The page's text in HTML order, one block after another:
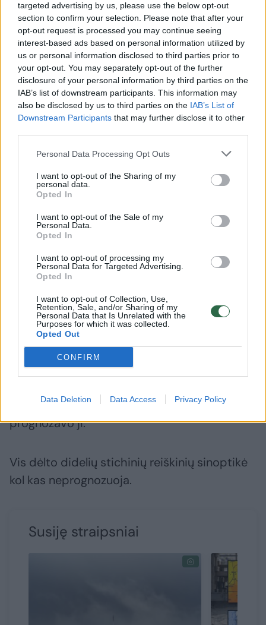
targeted advertising by us, please use the below opt-out
section to confirm your selection. Please note that after your
opt-out request is processed you may continue seeing
interest-based ads based on personal information utilized by
us or personal information disclosed to third parties prior to
your opt-out. You may separately opt-out of the further
disclosure of your personal information by third parties on the
IAB’s list of downstream participants. This information may
also be disclosed by us to third parties on the IAB’s List of
Downstream Participants that may further disclose it to other
Personal Data Processing Opt Outs
I want to opt-out of the Sharing of my
personal data.
Opted In
I want to opt-out of the Sale of my
Personal Data.
Opted In
I want to opt-out of processing my
Personal Data for Targeted Advertising.
Opted In
I want to opt-out of Collection, Use,
Retention, Sale, and/or Sharing of my
Personal Data that Is Unrelated with the
Purposes for which it was collected.
Opted Out
CONFIRM
Data Deletion Data Access Privacy Policy
Šiluma ilgai neužsibus – pirmadienio
pasieks vakarinius šalies rajonus ir pradės
nešti lietų.
Antradienį – daugiau lietaus, perkūnijos ir
Anot E. Latvėnaitės, sudėtingesni orai laukia
antradienio naktį.
„Antradienio naktis bus lietinga, nes tikėtina,
dar tikslinsim, kad atmosferos frontas gali
„subanguoti“, nedidelį cikloniuką netoli mūsų
gerokai visus laistys, perkūnija dundės“, –
prognozavo ji.
Vis dėlto didelių stichinių reiškinių sinoptikė
kol kas neprognozuoja.
Susiję straipsniai